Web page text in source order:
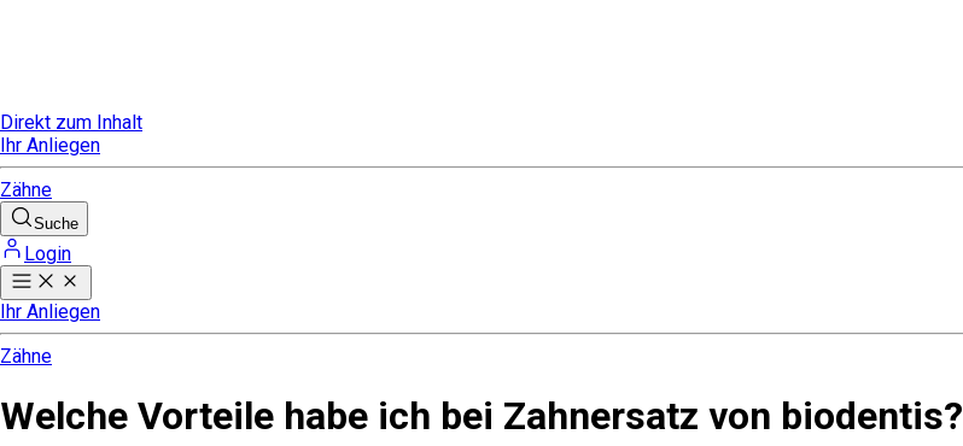
Direkt zum Inhalt
Ihr Anliegen
Zähne
Suche
Login
Ihr Anliegen
Zähne
Welche Vorteile habe ich bei Zahnersatz von biodentis?